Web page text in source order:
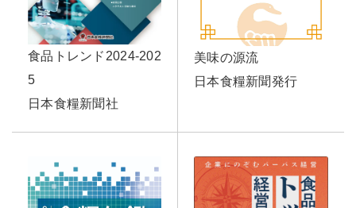
食品トレンド2024-202
5
日本食糧新聞社
美味の源流
日本食糧新聞発行